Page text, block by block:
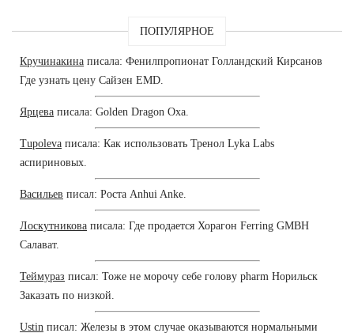
ПОПУЛЯРНОЕ
Кручинакина писала: Фенилпропионат Голландский Кирсанов
Где узнать цену Сайзен EMD.
Ярцева писала: Golden Dragon Оха.
Tupoleva писала: Как использовать Тренол Lyka Labs
аспириновых.
Васильев писал: Роста Anhui Anke.
Лоскутникова писала: Где продается Хорагон Ferring GMBH
Салават.
Теймураз писал: Тоже не морочу себе голову pharm Норильск
Заказать по низкой.
Ustin писал: Железы в этом случае оказываются нормальными